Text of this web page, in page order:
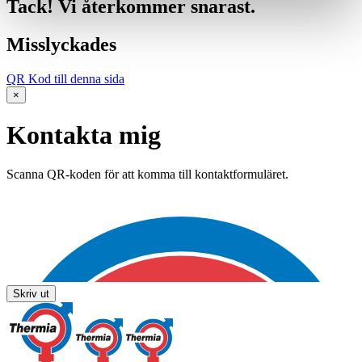
Tack! Vi återkommer snarast.
Misslyckades
QR Kod till denna sida
×
Kontakta mig
Scanna QR-koden för att komma till kontaktformuläret.
Skriv ut